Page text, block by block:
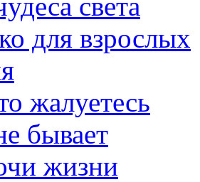
для взрослых
жалуетесь
бывает
жизни